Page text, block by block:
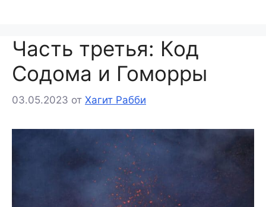
Часть третья: Код
Содома и Гоморры
03.05.2023 от Хагит Рабби